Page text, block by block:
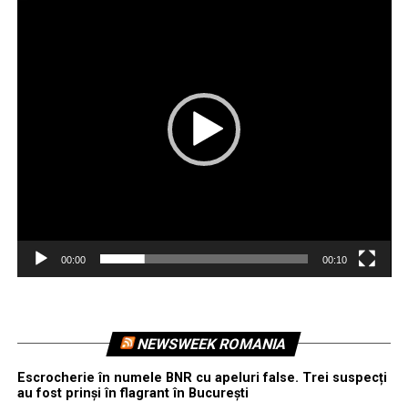
00:00 00:10
NEWSWEEK ROMANIA
Escrocherie în numele BNR cu apeluri false. Trei suspecți
au fost prinși în flagrant în București